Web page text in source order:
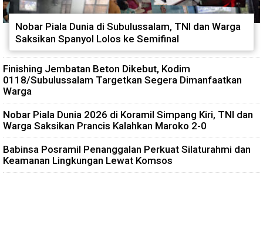
Nobar Piala Dunia di Subulussalam, TNI dan Warga
Saksikan Spanyol Lolos ke Semifinal
Finishing Jembatan Beton Dikebut, Kodim
0118/Subulussalam Targetkan Segera Dimanfaatkan
Warga
Nobar Piala Dunia 2026 di Koramil Simpang Kiri, TNI dan
Warga Saksikan Prancis Kalahkan Maroko 2-0
Babinsa Posramil Penanggalan Perkuat Silaturahmi dan
Keamanan Lingkungan Lewat Komsos